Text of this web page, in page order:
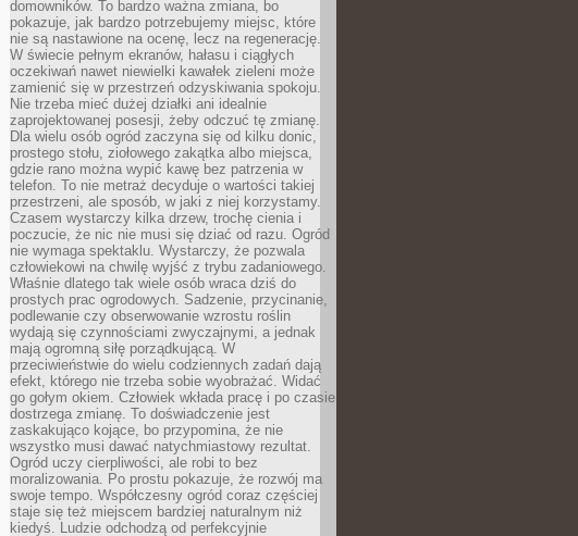
domowników. To bardzo ważna zmiana, bo
pokazuje, jak bardzo potrzebujemy miejsc, które
nie są nastawione na ocenę, lecz na regenerację.
W świecie pełnym ekranów, hałasu i ciągłych
oczekiwań nawet niewielki kawałek zieleni może
zamienić się w przestrzeń odzyskiwania spokoju.
Nie trzeba mieć dużej działki ani idealnie
zaprojektowanej posesji, żeby odczuć tę zmianę.
Dla wielu osób ogród zaczyna się od kilku donic,
prostego stołu, ziołowego zakątka albo miejsca,
gdzie rano można wypić kawę bez patrzenia w
telefon. To nie metraż decyduje o wartości takiej
przestrzeni, ale sposób, w jaki z niej korzystamy.
Czasem wystarczy kilka drzew, trochę cienia i
poczucie, że nic nie musi się dziać od razu. Ogród
nie wymaga spektaklu. Wystarczy, że pozwala
człowiekowi na chwilę wyjść z trybu zadaniowego.
Właśnie dlatego tak wiele osób wraca dziś do
prostych prac ogrodowych. Sadzenie, przycinanie,
podlewanie czy obserwowanie wzrostu roślin
wydają się czynnościami zwyczajnymi, a jednak
mają ogromną siłę porządkującą. W
przeciwieństwie do wielu codziennych zadań dają
efekt, którego nie trzeba sobie wyobrażać. Widać
go gołym okiem. Człowiek wkłada pracę i po czasie
dostrzega zmianę. To doświadczenie jest
zaskakująco kojące, bo przypomina, że nie
wszystko musi dawać natychmiastowy rezultat.
Ogród uczy cierpliwości, ale robi to bez
moralizowania. Po prostu pokazuje, że rozwój ma
swoje tempo. Współczesny ogród coraz częściej
staje się też miejscem bardziej naturalnym niż
kiedyś. Ludzie odchodzą od perfekcyjnie